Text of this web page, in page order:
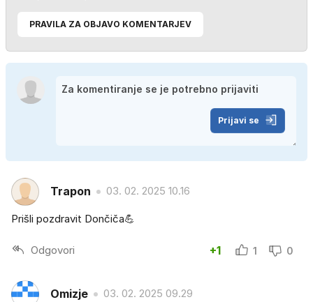
PRAVILA ZA OBJAVO KOMENTARJEV
Prijavi se
Trapon 03. 02. 2025 10.16
Prišli pozdravit Dončiča💪
Odgovori +1 1 0
Omizje 03. 02. 2025 09.29